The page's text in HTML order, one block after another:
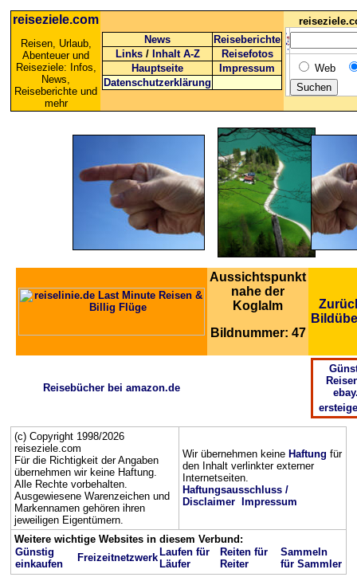
reiseziele.com
Reisen, Urlaub,
Abenteuer und
Reiseziele: Infos,
News,
Reiseberichte und
mehr
News
Reiseberichte
Links / Inhalt A-Z
Reisefotos
Hauptseite
Impressum
Datenschutzerklärung
Web
Aussichtspunkt
nahe der
Koglalm
Bildnummer: 47
Reisebücher bei amazon.de
(c) Copyright 1998/2026
reiseziele.com
Für die Richtigkeit der Angaben
übernehmen wir keine Haftung.
Alle Rechte vorbehalten.
Ausgewiesene Warenzeichen und
Markennamen gehören ihren
jeweiligen Eigentümern.
Wir übernehmen keine Haftung für
den Inhalt verlinkter externer
Internetseiten.
Haftungsausschluss /
Disclaimer
Impressum
Weitere wichtige Websites in diesem Verbund:
Günstig
einkaufen
Freizeitnetzwerk Laufen für
Läufer
Reiten für
Reiter
Sammeln
für Sammler